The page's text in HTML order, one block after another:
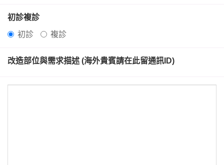
初診複診
初診
複診
改造部位與需求描述 (海外貴賓請在此留通訊ID)